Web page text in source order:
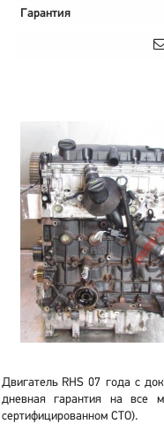
Гарантия
Двигатель RHS 07 года с
дневная гарантия на все
сертифицированном СТО).